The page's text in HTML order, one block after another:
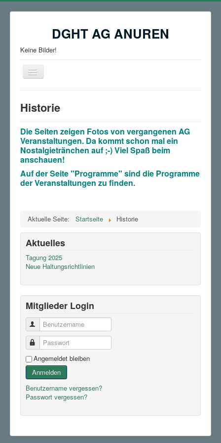
DGHT AG ANUREN
Keine Bilder!
Navigation
an/aus
Historie
Die Seiten zeigen Fotos von vergangenen AG
Veranstaltungen. Da kommt schon mal ein
Nostalgietränchen auf ;-) Viel Spaß beim
anschauen!
Auf der Seite "Programme" sind die Programme
der Veranstaltungen zu finden.
Aktuelle Seite: Startseite Historie
Aktuelles
Tagung 2025
Neue Haltungsrichtlinien
Mitglieder Login
Benutzername
Passwort
Angemeldet bleiben
Anmelden
Benutzername vergessen?
Passwort vergessen?